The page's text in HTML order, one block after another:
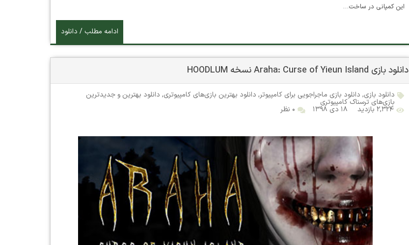
این کمپانی در ساخت…
ادامه مطلب / دانلود
دانلود بازی Araha: Curse of Yieun Island نسخه HOODLUM
دانلود بازی, دانلود بازی ماجراجویی برای کامپیوتر, دانلود بهترین بازی‌های کامپیوتری, دانلود بهترین و جدیدترین
بازی‌های ترسناک کامپیوتری
۲,۳۲۴ بازدید ۱۸ دی ۱۳۹۸ ۰ نظر